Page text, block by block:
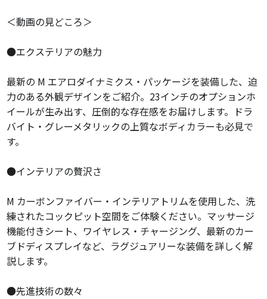
＜動画の見どころ＞
●エクステリアの魅力
最新の M エアロダイナミクス・パッケージを装備した、迫
力のある外観デザインをご紹介。23インチのオプションホ
イールが生み出す、圧倒的な存在感をお届けします。ドラ
バイト・グレーメタリックの上質なボディカラーも必見で
す。
●インテリアの贅沢さ
M カーボンファイバー・インテリアトリムを使用した、洗
練されたコックピット空間をご体験ください。マッサージ
機能付きシート、ワイヤレス・チャージング、最新のカー
ブドディスプレイなど、ラグジュアリーな装備を詳しく解
説します。
●先進技術の数々